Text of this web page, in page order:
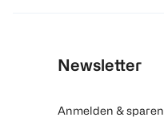
Newsletter
Anmelden & sparen